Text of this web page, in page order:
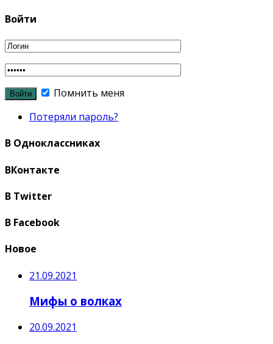
Войти
Помнить меня
Потеряли пароль?
В Одноклассниках
ВКонтакте
В Twitter
В Facebook
Новое
21.09.2021
Мифы о волках
20.09.2021